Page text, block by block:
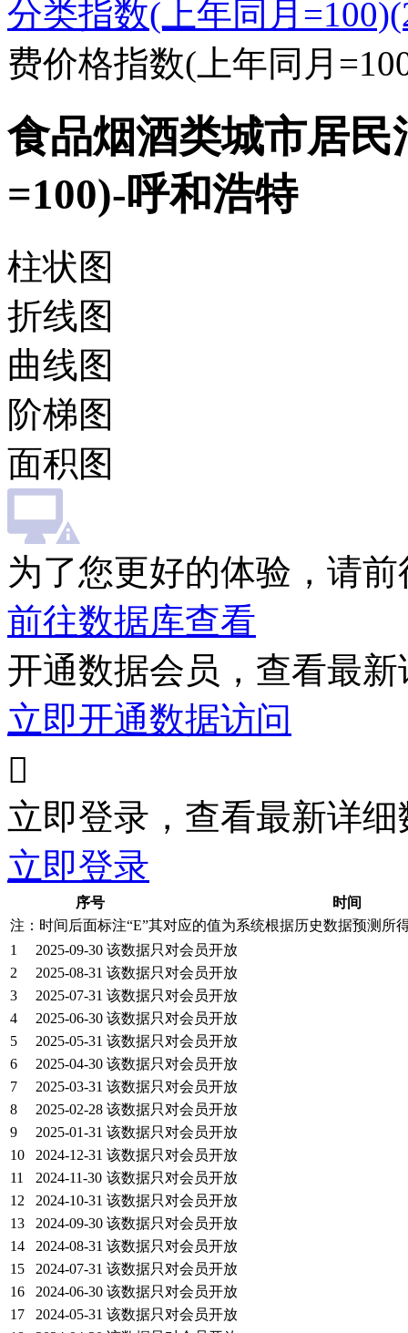
分类指数(上年同月
费价格指数(上年同月
食品烟酒类城市居
=100)-呼和浩特
柱状图
折线图
曲线图
阶梯图
面积图
为了您更好的体验，请
前往数据库查看
开通数据会员，查看最
立即开通数据访问

立即登录，查看最新详细
立即登录
序号
时间
注：时间后面标注“E”其对应的值为系统根据历史数据预测所
1
2025-09-30 该数据只对会员开放
2
2025-08-31 该数据只对会员开放
3
2025-07-31 该数据只对会员开放
4
2025-06-30 该数据只对会员开放
5
2025-05-31 该数据只对会员开放
6
2025-04-30 该数据只对会员开放
7
2025-03-31 该数据只对会员开放
8
2025-02-28 该数据只对会员开放
9
2025-01-31 该数据只对会员开放
10
2024-12-31 该数据只对会员开放
11
2024-11-30 该数据只对会员开放
12
2024-10-31 该数据只对会员开放
13
2024-09-30 该数据只对会员开放
14
2024-08-31 该数据只对会员开放
15
2024-07-31 该数据只对会员开放
16
2024-06-30 该数据只对会员开放
17
2024-05-31 该数据只对会员开放